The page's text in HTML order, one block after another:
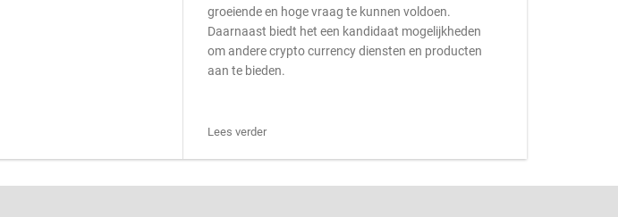
groeiende en hoge vraag te kunnen voldoen.
Daarnaast biedt het een kandidaat mogelijkheden
om andere crypto currency diensten en producten
aan te bieden.
Lees verder